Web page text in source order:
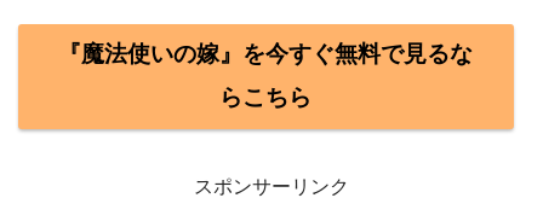
『魔法使いの嫁』を今すぐ無料で見るな
らこちら
スポンサーリンク